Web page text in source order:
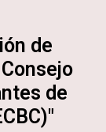
de
de